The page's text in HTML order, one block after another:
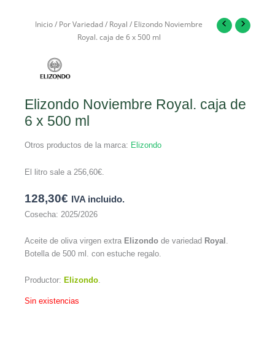
Inicio/ Por Variedad/ Royal / Elizondo Noviembre
Royal. caja de 6 x 500 ml
Elizondo Noviembre Royal. caja de
6 x 500 ml
Otros productos de la marca: Elizondo
El litro sale a 256,60€
128,30€ IVA incluido.
Cosecha: 2025/2026
Aceite de oliva virgen extra Elizondo de variedad Royal .
Botella de 500 ml. con estuche regalo.
Productor: Elizondo.
Sin existencias